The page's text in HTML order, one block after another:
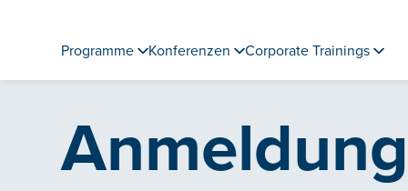
Programme Konferenzen Corporate Trainings